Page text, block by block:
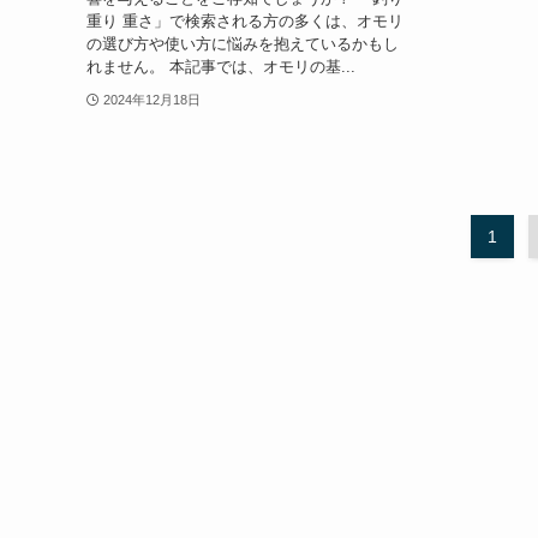
重り 重さ」で検索される方の多くは、オモリ
の選び方や使い方に悩みを抱えているかもし
れません。 本記事では、オモリの基...
2024年12月18日
1